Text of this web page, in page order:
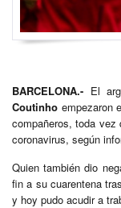
BARCELONA.- El
Coutinho empezaron
compañeros, toda vez
coronavirus, según
Quien también dio
fin a su cuarentena
y hoy pudo acudir a